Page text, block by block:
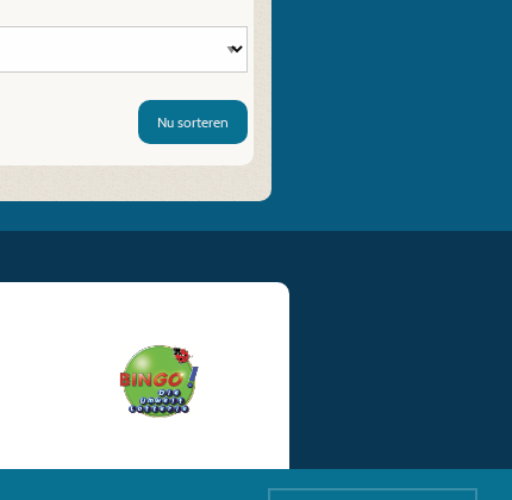
Nu sorteren